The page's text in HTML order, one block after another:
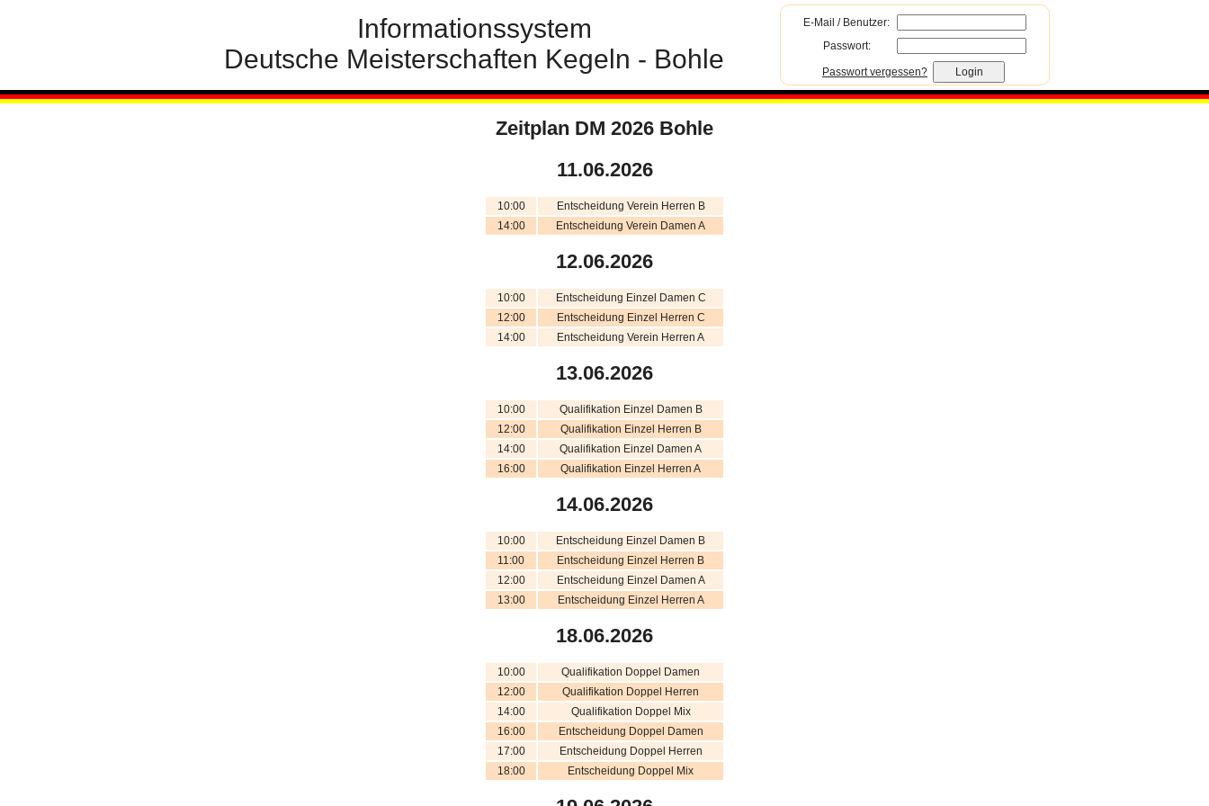
E-Mail / Benutzer:
Passwort:
Passwort vergessen? Login
Informationssystem
Deutsche Meisterschaften Kegeln - Bohle
Zeitplan DM 2026 Bohle
11.06.2026
10:00
Entscheidung Verein Herren B
14:00
Entscheidung Verein Damen A
12.06.2026
10:00
Entscheidung Einzel Damen C
12:00
Entscheidung Einzel Herren C
14:00
Entscheidung Verein Herren A
13.06.2026
10:00
Qualifikation Einzel Damen B
12:00
Qualifikation Einzel Herren B
14:00
Qualifikation Einzel Damen A
16:00
Qualifikation Einzel Herren A
14.06.2026
10:00
Entscheidung Einzel Damen B
11:00
Entscheidung Einzel Herren B
12:00
Entscheidung Einzel Damen A
13:00
Entscheidung Einzel Herren A
18.06.2026
10:00
Qualifikation Doppel Damen
12:00
Qualifikation Doppel Herren
14:00
Qualifikation Doppel Mix
16:00
Entscheidung Doppel Damen
17:00
Entscheidung Doppel Herren
18:00
Entscheidung Doppel Mix